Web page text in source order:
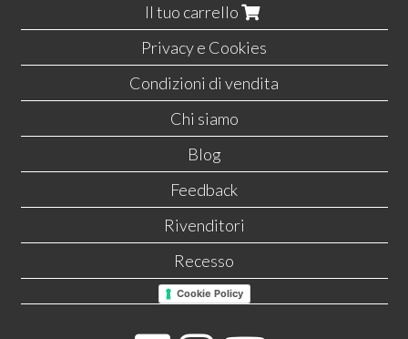
Il tuo carrello
Privacy e Cookies
Condizioni di vendita
Chi siamo
Blog
Feedback
Rivenditori
Recesso
Cookie Policy